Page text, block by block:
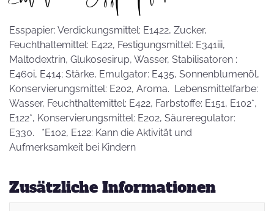
Esspapier: Verdickungsmittel: E1422, Zucker,
Feuchthaltemittel: E422, Festigungsmittel: E341iii,
Maltodextrin, Glukosesirup, Wasser, Stabilisatoren :
E460i, E414; Stärke, Emulgator: E435, Sonnenblumenöl,
Konservierungsmittel: E202, Aroma. Lebensmittelfarbe:
Wasser, Feuchthaltemittel: E422, Farbstoffe: E151, E102*,
E122*, Konservierungsmittel: E202, Säureregulator:
E330. *E102, E122: Kann die Aktivität und
Aufmerksamkeit bei Kindern
Zusätzliche Informationen